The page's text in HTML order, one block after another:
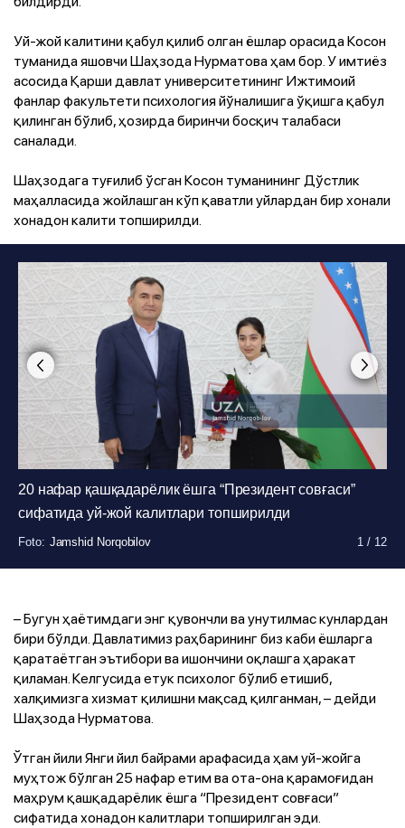
Уй-жой калитини қабул қилиб олган ёшлар орасида Косон
туманида яшовчи Шаҳзода Нурматова ҳам бор. У имтиёз
асосида Қарши давлат университетининг Ижтимоий
фанлар факультети психология йўналишига ўқишга қабул
қилинган бўлиб, ҳозирда биринчи босқич талабаси
саналади.
Шаҳзодага туғилиб ўсган Косон туманининг Дўстлик
маҳалласида жойлашган кўп қаватли уйлардан бир хонали
хонадон калити топширилди.
20 нафар қашқадарёлик ёшга “Президент совғаси”
сифатида уй-жой калитлари топширилди
Foto: Jamshid Norqobilov 1 / 12
Foto: Jamshid Norqobilov 1 / 12
Foto: Jamshid Norqobilov 1 / 12
Foto: Jamshid Norqobilov 1 / 12
Foto: Jamshid Norqobilov 1 / 12
Jamshid Norqobilov
Foto: Jamshid Norqobilov 1 / 12
Foto: Jamshid Norqobilov 1 / 12
Foto: Jamshid Norqobilov 1 / 12
Jamshid Norqobilov
Foto: Jamshid Norqobilov 1 / 12
Foto: Jamshid Norqobilov 1 / 12
– Бугун ҳаётимдаги энг қувончли ва унутилмас кунлардан
бири бўлди. Давлатимиз раҳбарининг биз каби ёшларга
қаратаётган эътибори ва ишончини оқлашга ҳаракат
қиламан. Келгусида етук психолог бўлиб етишиб,
халқимизга хизмат қилишни мақсад қилганман, – дейди
Шаҳзода Нурматова.
Ўтган йили Янги йил байрами арафасида ҳам уй-жойга
муҳтож бўлган 25 нафар етим ва ота-она қарамоғидан
маҳрум қашқадарёлик ёшга “Президент совғаси”
сифатида хонадон калитлари топширилган эди.